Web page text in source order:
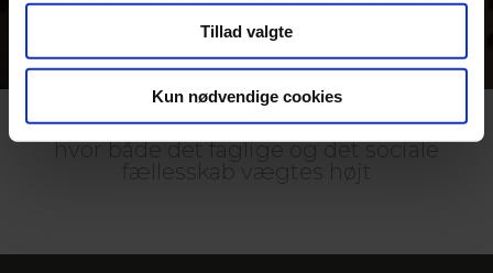
Tillad valgte
Kun nødvendige cookies
På ÅSG vil du møde engagerede elever,
hvor både det faglige og det sociale
fællesskab vægtes højt